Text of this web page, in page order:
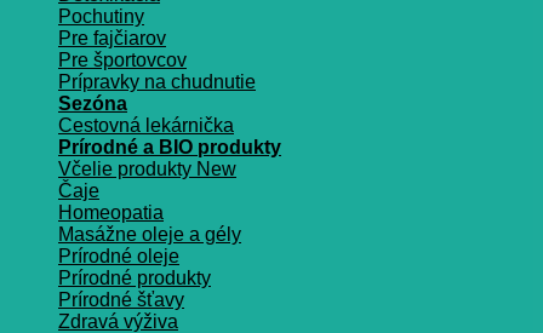
Pochutiny
Pre fajčiarov
Pre športovcov
Prípravky na chudnutie
Sezóna
Cestovná lekárnička
Prírodné a BIO produkty
Včelie produkty
Čaje
Homeopatia
Masážne oleje a gély
Prírodné oleje
Prírodné produkty
Prírodné šťavy
Zdravá výživa